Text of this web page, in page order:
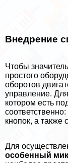
Внедрение
Чтобы
простого
оборотов
управление.
котором есть
кнопок, а также
Для
особенный